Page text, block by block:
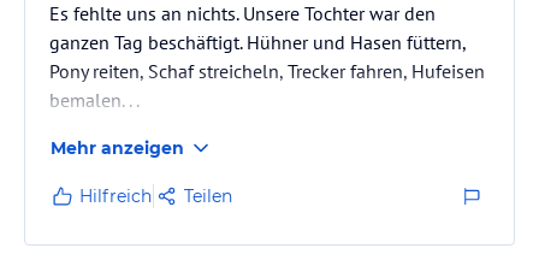
Es fehlte uns an nichts. Unsere Tochter war den
ganzen Tag beschäftigt. Hühner und Hasen füttern,
Pony reiten, Schaf streicheln, Trecker fahren, Hufeisen
bemalen. . .
Spielzimmer und ein Hallenbad auf dem Hof.
Nur fünf Minuten entfernt ist ein Indoor Spielplatz,
wo man einmal sogar umsonst rein kann.
Die Familie Hessmann, die den Hof betreibt, ist sehr
Mehr anzeigen
Hilfreich Teilen